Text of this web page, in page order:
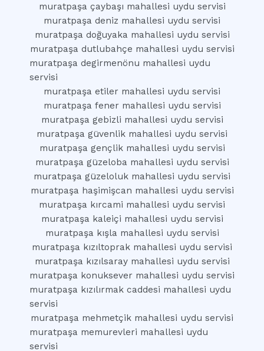
muratpaşa çaybaşı mahallesi uydu servisi
muratpaşa deniz mahallesi uydu servisi
muratpaşa doğuyaka mahallesi uydu servisi
muratpaşa dutlubahçe mahallesi uydu servisi
muratpaşa degirmenönu mahallesi uydu
servisi
muratpaşa etiler mahallesi uydu servisi
muratpaşa fener mahallesi uydu servisi
muratpaşa gebizli mahallesi uydu servisi
muratpaşa güvenlik mahallesi uydu servisi
muratpaşa gençlik mahallesi uydu servisi
muratpaşa güzeloba mahallesi uydu servisi
muratpaşa güzeloluk mahallesi uydu servisi
muratpaşa haşimişcan mahallesi uydu servisi
muratpaşa kırcami mahallesi uydu servisi
muratpaşa kaleiçi mahallesi uydu servisi
muratpaşa kışla mahallesi uydu servisi
muratpaşa kızıltoprak mahallesi uydu servisi
muratpaşa kızılsaray mahallesi uydu servisi
muratpaşa konuksever mahallesi uydu servisi
muratpaşa kızılırmak caddesi mahallesi uydu
servisi
muratpaşa mehmetçik mahallesi uydu servisi
muratpaşa memurevleri mahallesi uydu
servisi